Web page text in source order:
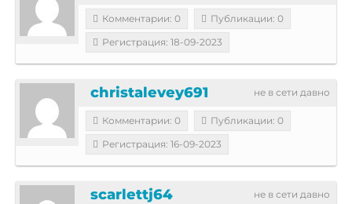
Комментарии: 0
Публикации: 0
Регистрация: 18-09-2023
не в сети давно
christalevey691
Комментарии: 0
Публикации: 0
Регистрация: 16-09-2023
не в сети давно
scarlettj64